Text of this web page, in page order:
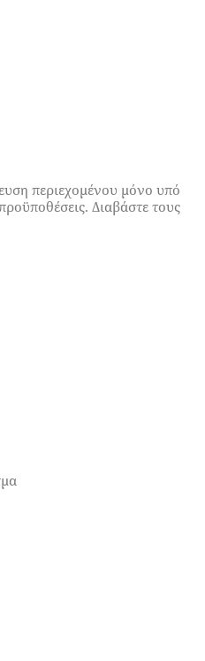
περιεχομένου μόνο υπό
Διαβάστε τους